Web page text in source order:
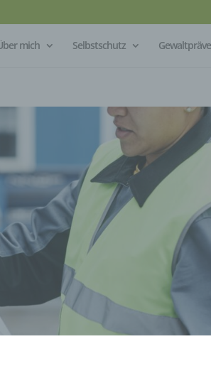
mich Selbstschutz